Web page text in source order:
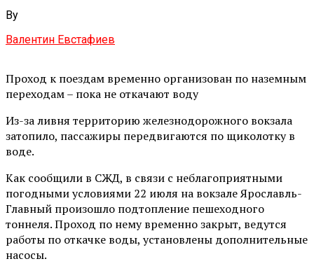
By
Валентин Евстафиев
Проход к поездам временно организован по наземным
переходам – пока не откачают воду
Из-за ливня территорию железнодорожного вокзала
затопило, пассажиры передвигаются по щиколотку в
воде.
Как сообщили в СЖД, в связи с неблагоприятными
погодными условиями 22 июля на вокзале Ярославль-
Главный произошло подтопление пешеходного
тоннеля. Проход по нему временно закрыт, ведутся
работы по откачке воды, установлены дополнительные
насосы.